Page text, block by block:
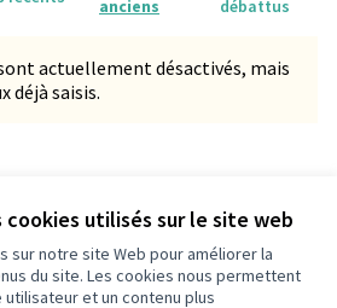
utilisés sur le site web
sur notre site Web pour améliorer la
du site. Les cookies nous permettent
et un contenu plus
anciens
débattus
actuellement désactivés, mais
déjà saisis.
PROP-2025-02-11072
l'empreinte numérique